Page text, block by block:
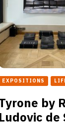
EXPOSITIONS
by
Ludovic de